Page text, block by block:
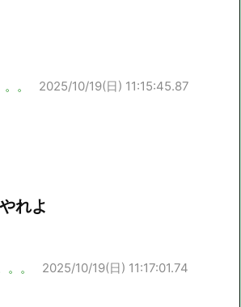
。 2025/10/19(日) 11:15:45.87
れよ
。 2025/10/19(日) 11:17:01.74